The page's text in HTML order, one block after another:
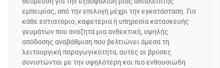
εμπειρίας, από την επιλογή μέχρι την εγκατάσταση. Για
κάθε εστιατόριο, καφετέρια ή υπηρεσία κατασκευής
γευμάτων που αναζητά μια ανθεκτική, υψηλής
απόδοσης αναβάθμιση που βελτιώνει άμεσα τη
λειτουργική παραγωγικότητα, αυτές οι βρύσες
συνιστώνται με την υψηλότερη και πιο ενθουσιώδη